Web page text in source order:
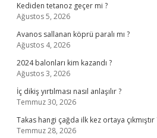
Kediden tetanoz geçer mi ?
Ağustos 5, 2026
Avanos sallanan köprü paralı mı ?
Ağustos 4, 2026
2024 balonları kim kazandı ?
Ağustos 3, 2026
İç dikiş yırtılması nasıl anlaşılır ?
Temmuz 30, 2026
Takas hangi çağda ilk kez ortaya çıkmıştır
Temmuz 28, 2026